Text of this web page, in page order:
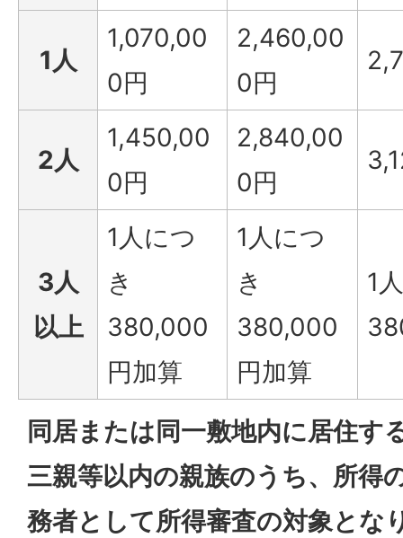
1人
1,070,00
0円
2,460,00
0円
2人
1,450,00
0円
2,840,00
0円
3人
以上
1人につ
き
380,000
円加算
1人につ
き
380,000
円加算
1
同居または同一敷地内に居住す
三親等以内の親族のうち、所得
務者として所得審査の対象とな